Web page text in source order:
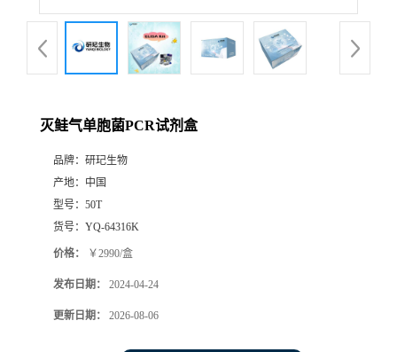
灭鲑气单胞菌PCR试剂盒
品牌： 研玘生物
产地： 中国
型号： 50T
货号： YQ-64316K
价格： ￥2990/盒
发布日期： 2024-04-24
更新日期： 2026-08-06